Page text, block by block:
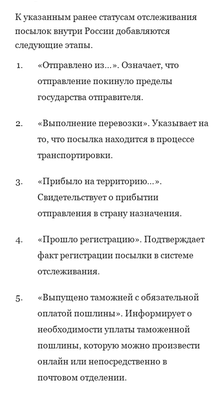
К указанным ранее статусам отслеживания
посылок внутри России добавляются
следующие этапы.
«Отправлено из…». Означает, что
отправление покинуло пределы
государства отправителя.
«Выполнение перевозки». Указывает на
то, что посылка находится в процессе
транспортировки.
«Прибыло на территорию…».
Свидетельствует о прибытии
отправления в страну назначения.
«Прошло регистрацию». Подтверждает
факт регистрации посылки в системе
отслеживания.
«Выпущено таможней с обязательной
оплатой пошлины». Информирует о
необходимости уплаты таможенной
пошлины, которую можно произвести
онлайн или непосредственно в
почтовом отделении.